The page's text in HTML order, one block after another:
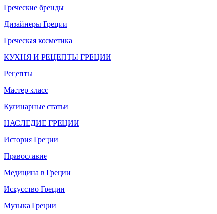
Греческие бренды
Дизайнеры Греции
Греческая косметика
КУХНЯ И РЕЦЕПТЫ ГРЕЦИИ
Рецепты
Мастер класс
Кулинарные статьи
НАСЛЕДИЕ ГРЕЦИИ
История Греции
Православие
Медицина в Греции
Искусство Греции
Музыка Греции